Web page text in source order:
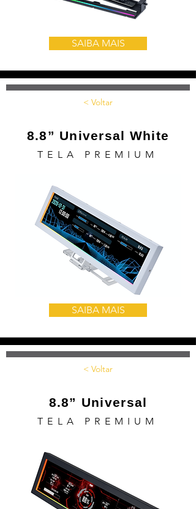
SAIBA MAIS
< Voltar
8.8” Universal White
TELA PREMIUM
SAIBA MAIS
< Voltar
8.8” Universal
TELA PREMIUM